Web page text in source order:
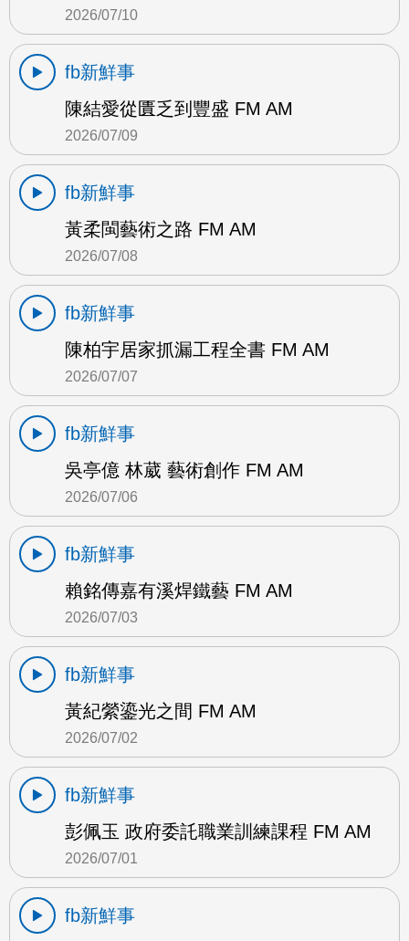
2026/07/10
fb新鮮事
陳結愛從匱乏到豐盛 FM AM
2026/07/09
fb新鮮事
黃柔閩藝術之路 FM AM
2026/07/08
fb新鮮事
陳柏宇居家抓漏工程全書 FM AM
2026/07/07
fb新鮮事
吳亭億 林葳 藝術創作 FM AM
2026/07/06
fb新鮮事
賴銘傳嘉有溪焊鐵藝 FM AM
2026/07/03
fb新鮮事
黃紀縈鎏光之間 FM AM
2026/07/02
fb新鮮事
彭佩玉 政府委託職業訓練課程 FM AM
2026/07/01
fb新鮮事